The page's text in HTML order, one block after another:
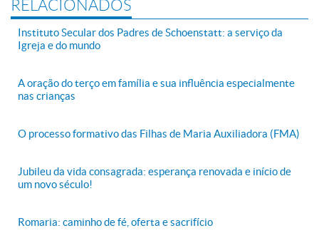
RELACIONADOS
Instituto Secular dos Padres de Schoenstatt: a serviço da
Igreja e do mundo
A oração do terço em família e sua influência especialmente
nas crianças
O processo formativo das Filhas de Maria Auxiliadora (FMA)
Jubileu da vida consagrada: esperança renovada e início de
um novo século!
Romaria: caminho de fé, oferta e sacrifício